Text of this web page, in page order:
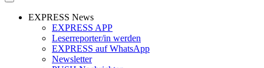
EXPRESS News
EXPRESS APP
Leserreporter/in werden
EXPRESS auf WhatsApp
Newsletter